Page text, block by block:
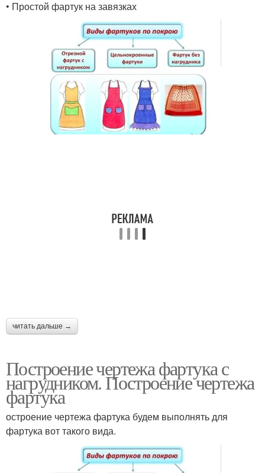
• Простой фартук на завязках
читать дальше →
Построение чертежа фартука с
нагрудником. Построение чертежа
фартука
остроение чертежа фартука будем выполнять для
фартука вот такого вида.